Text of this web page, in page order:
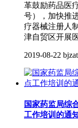
革鼓励药品医
号），加快推
疗器械注册人
津自贸区开展
2019-08-22
国家药监局综
工作培训的通